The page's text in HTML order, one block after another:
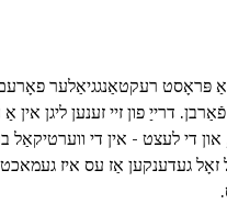
פּראָסט רעקטאַנגגיאַלער
דרייַ פון זיי זענען ליגן אין
און די לעצט - אין די ווערטיקאַל
געדענקען אַז עס איז געמאכט